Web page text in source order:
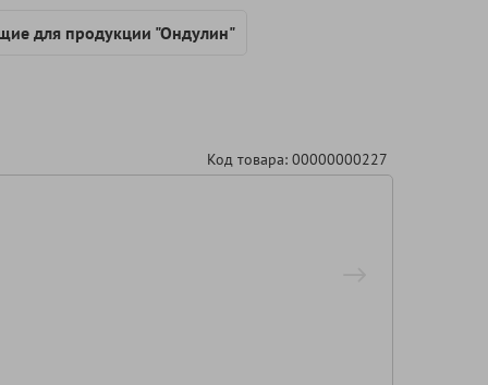
для продукции "Ондулин"
Код товара: 00000000227